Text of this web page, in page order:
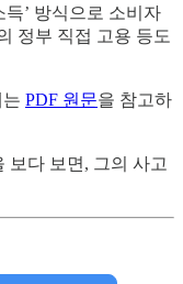
득’ 방식으로 소비자
정부 직접 고용 등도
PDF 원문을 참고하
보다 보면, 그의 사고